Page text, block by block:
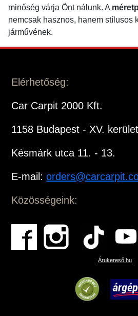
minőség várja Önt nálunk. A
nemcsak hasznos, hanem stílusos
járművének.
Elérhetőség:
Car Carpit 2000 Kft.
1158 Budapest - XV. kerület
Késmárk utca 11. - 13.
E-mail:
Közösségeink:
Árukereső.hu